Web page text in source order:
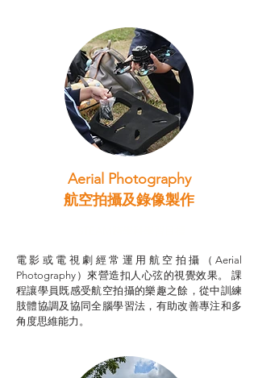
Aerial Photography
航空拍攝及錄像製作
電影或電視劇經常運用航空拍攝（Aerial
Photography）來營造扣人心弦的視覺效果。 課
程讓學員既感受航空拍攝的樂趣之餘，從中訓練
肢體協調及協同全腦學習法，有助改善專注和多
角度思維能力。